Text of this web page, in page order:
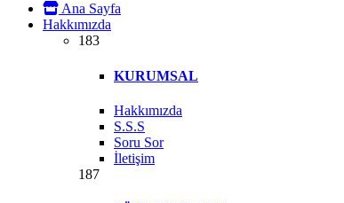
Ana Sayfa
Hakkımızda
183
KURUMSAL
Hakkımızda
S.S.S
Soru Sor
İletişim
187